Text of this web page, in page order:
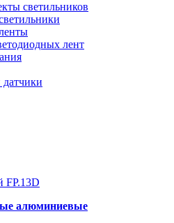
светильников
лент
алюминиевые